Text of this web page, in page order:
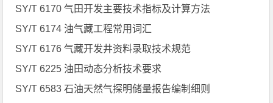
SY/T 6170 气田开发主要技术指标及计算方法
SY/T 6174 油气藏工程常用词汇
SY/T 6176 气藏开发井资料录取技术规范
SY/T 6225 油田动态分析技术要求
SY/T 6583 石油天然气探明储量报告编制细则